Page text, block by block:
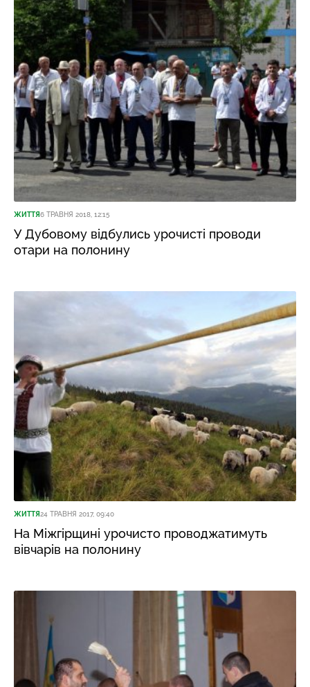
ЖИТТЯ6 ТРАВНЯ 2018, 12:15
У Дубовому відбулись урочисті проводи
отари на полонину
ЖИТТЯ24 ТРАВНЯ 2017, 09:40
На Міжгірщині урочисто проводжатимуть
вівчарів на полонину